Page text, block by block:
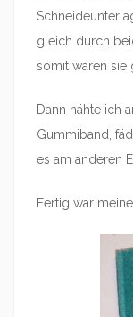
gleich durch
somit waren sie
Dann nähte ich
Gummiband,
es am anderen
Fertig war